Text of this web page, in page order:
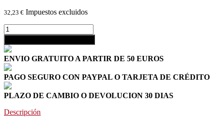
32,23 € Impuestos excluidos
ENVIO GRATUITO A PARTIR DE 50 EUROS
PAGO SEGURO CON PAYPAL O TARJETA DE CRÉDITO
PLAZO DE CAMBIO O DEVOLUCION 30 DIAS
Descripción